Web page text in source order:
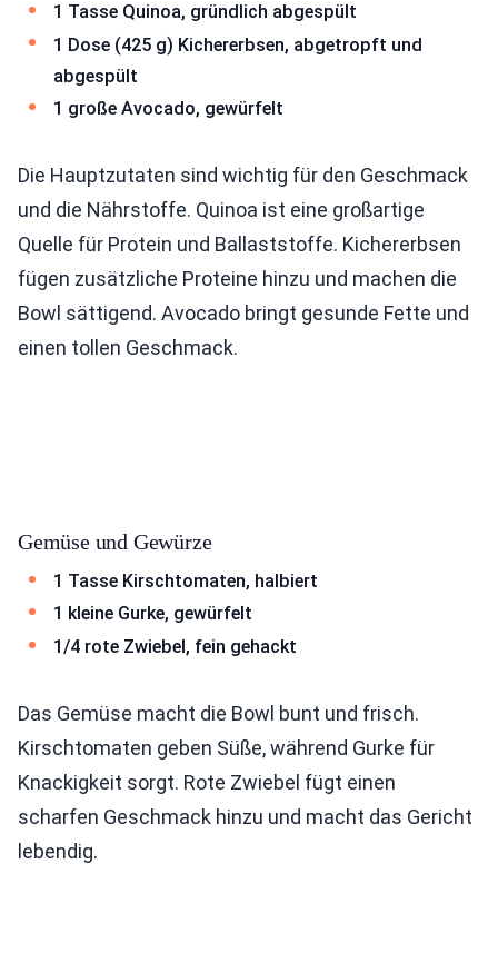
1 Tasse Quinoa, gründlich abgespült
1 Dose (425 g) Kichererbsen, abgetropft und
abgespült
1 große Avocado, gewürfelt
Die Hauptzutaten sind wichtig für den Geschmack
und die Nährstoffe. Quinoa ist eine großartige
Quelle für Protein und Ballaststoffe. Kichererbsen
fügen zusätzliche Proteine hinzu und machen die
Bowl sättigend. Avocado bringt gesunde Fette und
einen tollen Geschmack.
Gemüse und Gewürze
1 Tasse Kirschtomaten, halbiert
1 kleine Gurke, gewürfelt
1/4 rote Zwiebel, fein gehackt
Das Gemüse macht die Bowl bunt und frisch.
Kirschtomaten geben Süße, während Gurke für
Knackigkeit sorgt. Rote Zwiebel fügt einen
scharfen Geschmack hinzu und macht das Gericht
lebendig.